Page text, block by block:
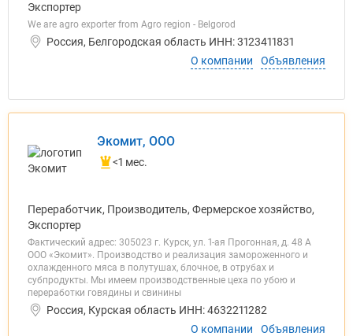
Экспортер
We are agro exporter from Agro region - Belgorod
Россия, Белгородская область ИНН: 3123411831
О компании
Объявления
Экомит, ООО
<1 мес.
Переработчик, Производитель, Фермерское хозяйство,
Экспортер
Фактический адрес: 305023 г. Курск, ул. 1-ая Прогонная, д. 48 А
ООО «Экомит». Производство и реализация замороженного и
охлажденного мяса в полутушах, блочное, в отрубах и
субпродукты. Мы имеем производственные цеха по убою и
переработки говядины и свинины
Россия, Курская область ИНН: 4632211282
О компании
Объявления